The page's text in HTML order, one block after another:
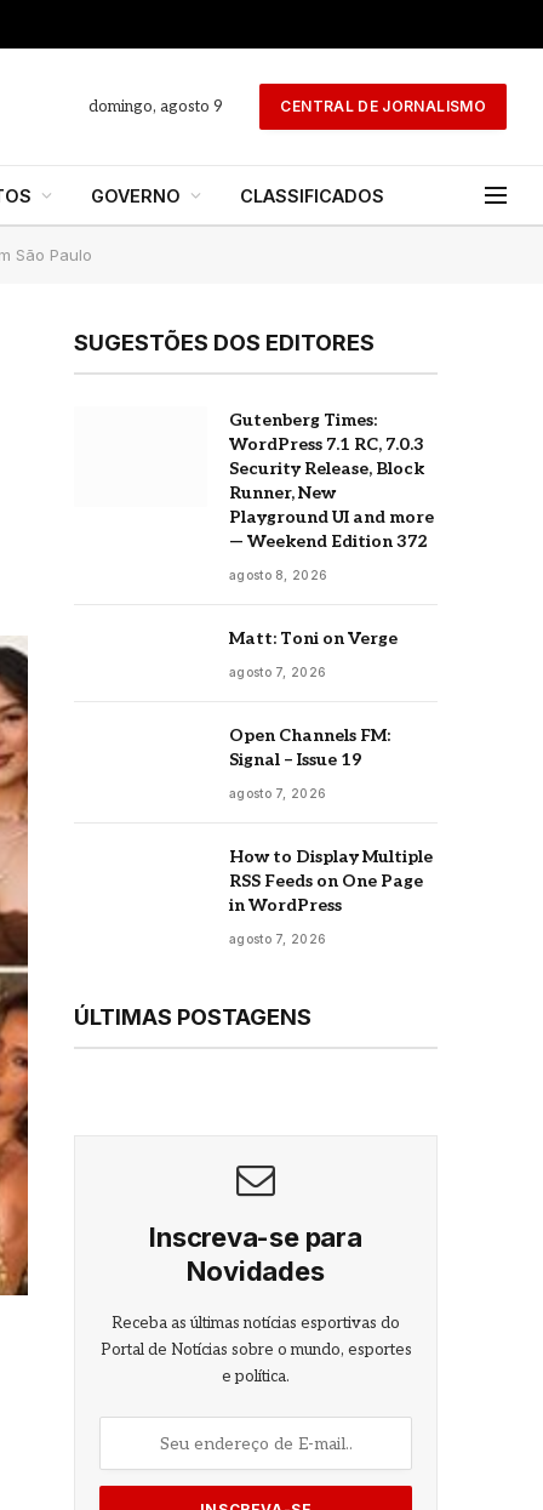
domingo, agosto 9 CENTRAL DE JORNALISMO
GOVERNO CLASSIFICADOS
São Paulo
SUGESTÕES DOS EDITORES
Gutenberg Times:
WordPress 7.1 RC, 7.0.3
Security Release, Block
Runner, New
Playground UI and more
— Weekend Edition 372
agosto 8, 2026
Matt: Toni on Verge
agosto 7, 2026
Open Channels FM:
Signal – Issue 19
agosto 7, 2026
How to Display Multiple
RSS Feeds on One Page
in WordPress
agosto 7, 2026
ÚLTIMAS POSTAGENS
Inscreva-se para
Novidades
Receba as últimas notícias esportivas do
Portal de Notícias sobre o mundo, esportes
e política.